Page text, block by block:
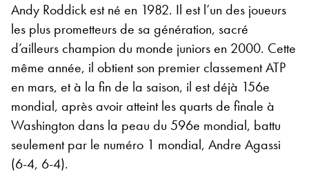
Andy Roddick est né en 1982. Il est l’un des joueurs
les plus prometteurs de sa génération, sacré
d’ailleurs champion du monde juniors en 2000. Cette
même année, il obtient son premier classement ATP
en mars, et à la fin de la saison, il est déjà 156e
mondial, après avoir atteint les quarts de finale à
Washington dans la peau du 596e mondial, battu
seulement par le numéro 1 mondial, Andre Agassi
(6-4, 6-4).